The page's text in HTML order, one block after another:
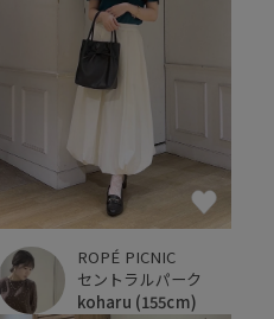
ROPÉ PICNIC
セントラルパーク
koharu (155cm)